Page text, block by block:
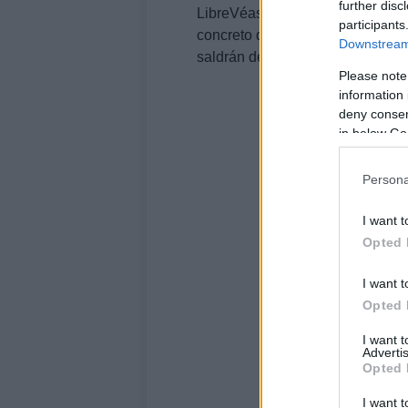
further
Please
information
deny
in below
I want
Opted
I want
Opted
I want
Opted
I want
LibreVéase que el presidente
concreto de
Chevrolet Volt
saldrán de la industria